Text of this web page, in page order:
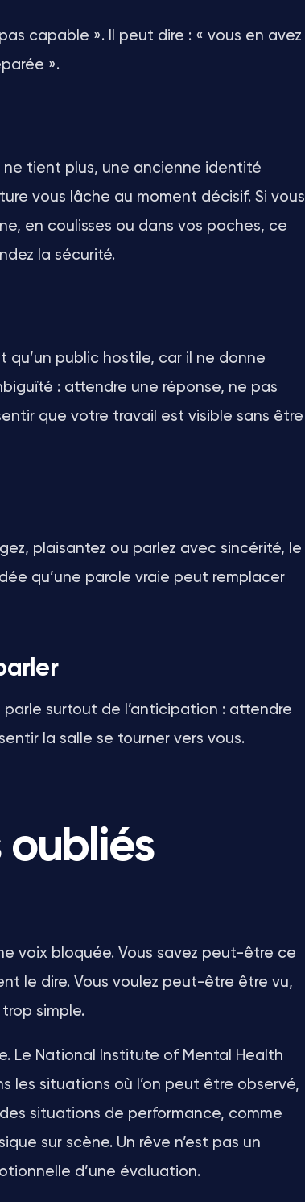
capable ». Il peut dire : « vous en avez
».
tient plus, une ancienne identité
vous lâche au moment décisif. Si vous
en coulisses ou dans vos poches, ce
la sécurité.
public hostile, car il ne donne
: attendre une réponse, ne pas
que votre travail est visible sans être
plaisantez ou parlez avec sincérité, le
qu’une parole vraie peut remplacer
parle surtout de l’anticipation : attendre
la salle se tourner vers vous.
oubliés
voix bloquée. Vous savez peut-être ce
le dire. Vous voulez peut-être être vu,
simple.
Le National Institute of Mental Health
les situations où l’on peut être observé,
situations de performance, comme
sur scène. Un rêve n’est pas un
d’une évaluation.